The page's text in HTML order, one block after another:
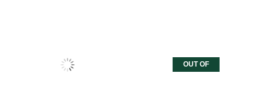
OUT OF